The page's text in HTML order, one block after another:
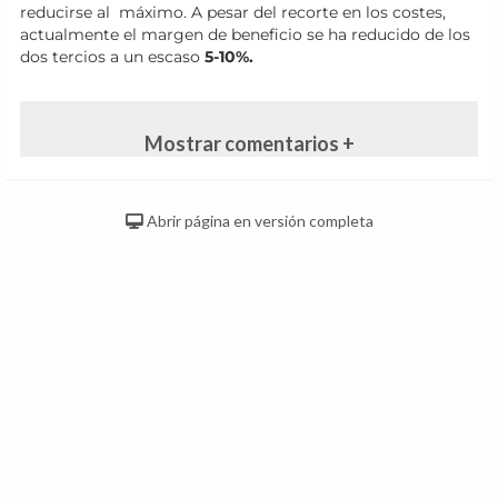
reducirse al máximo. A pesar del recorte en los costes,
actualmente el margen de beneficio se ha reducido de los
dos tercios a un escaso 5-10%.
Mostrar comentarios +
Abrir página en versión completa